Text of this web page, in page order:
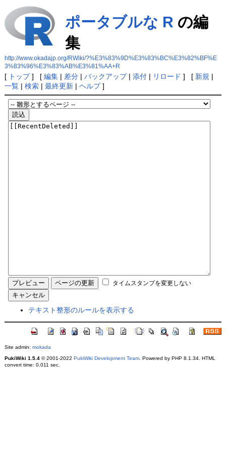
ポータブルな R の編
集
http://www.okadajp.org/RWiki/?%E3%83%9D%E3%83%BC%E3%82%BF%E
3%83%96%E3%83%AB%E3%81%AA+R
[ トップ] [ 編集| 差分| バックアップ| 添付| リロード ] [ 新規 |
一覧| 検索| 最終更新| ヘルプ]
タイムスタンプを変更しない
テキスト整形のルールを表示する
Site admin: mokada
PukiWiki 1.5.4© 2001-2022 PukiWiki Development Team. Powered by PHP 8.1.34. HTML
convert time: 0.011 sec.